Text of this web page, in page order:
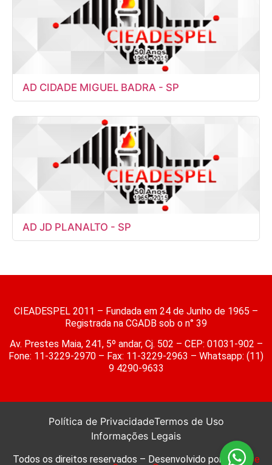
AD CIDADE MIGUEL BADRA - SP
AD JD PLANALTO - SP
CIEADESPEL 2011 – Fundada em 24 de Junho de 1965 –
Registrada na CGADB sob o n° 39
Av. Prestes Maia, 241, 5º andar, Cj. 502 – CEP: 01031-902 –
Fone: 11-3229-2970 – Fax: 11-3229-2963 – Whatsapp: (11)
9 4290-9633
Política de PrivacidadeTermos de Uso
Informações Legais
Todos os direitos reservados – Desenvolvido por Webzoe